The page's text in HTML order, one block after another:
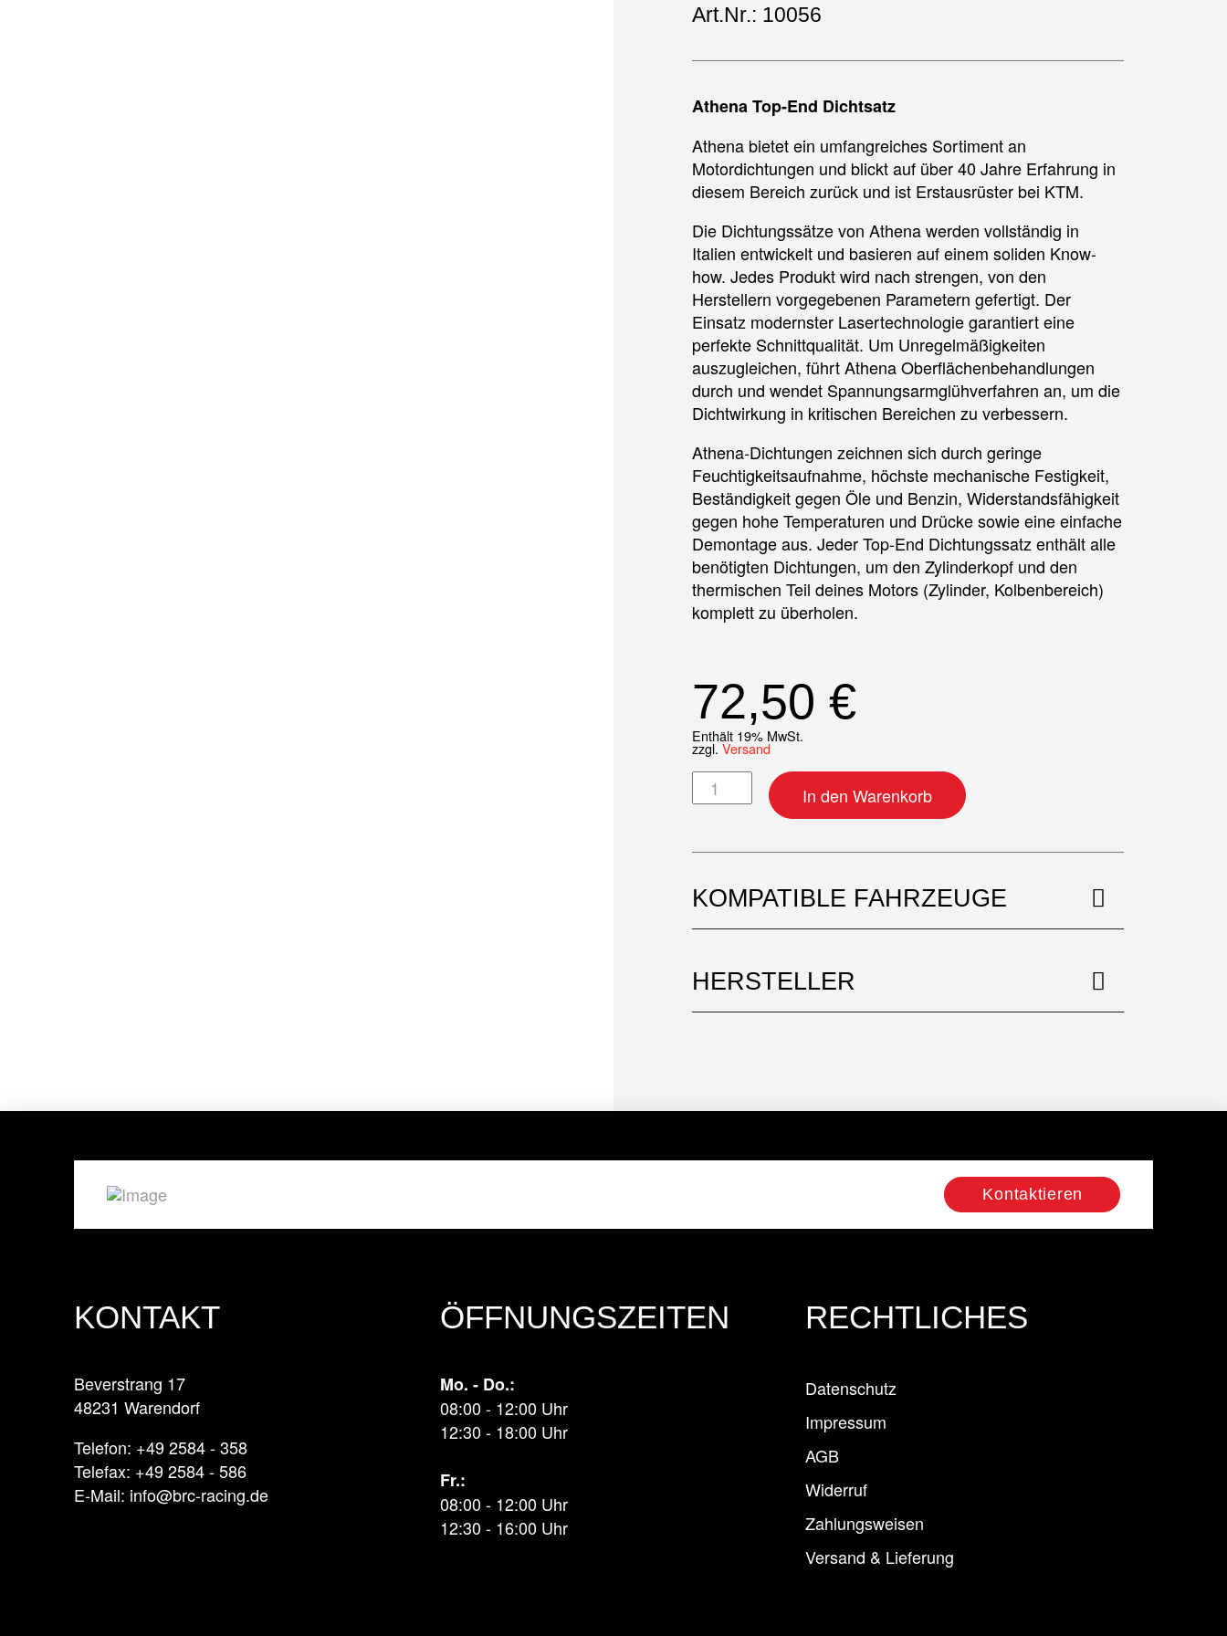
Art.Nr.: 10056
Athena Top-End Dichtsatz
Athena bietet ein umfangreiches Sortiment an
Motordichtungen und blickt auf über 40 Jahre Erfahrung in
diesem Bereich zurück und ist Erstausrüster bei KTM.
Die Dichtungssätze von Athena werden vollständig in
Italien entwickelt und basieren auf einem soliden Know-
how. Jedes Produkt wird nach strengen, von den
Herstellern vorgegebenen Parametern gefertigt. Der
Einsatz modernster Lasertechnologie garantiert eine
perfekte Schnittqualität. Um Unregelmäßigkeiten
auszugleichen, führt Athena Oberflächenbehandlungen
durch und wendet Spannungsarmglühverfahren an, um die
Dichtwirkung in kritischen Bereichen zu verbessern.
Athena-Dichtungen zeichnen sich durch geringe
Feuchtigkeitsaufnahme, höchste mechanische Festigkeit,
Beständigkeit gegen Öle und Benzin, Widerstandsfähigkeit
gegen hohe Temperaturen und Drücke sowie eine einfache
Demontage aus. Jeder Top-End Dichtungssatz enthält alle
benötigten Dichtungen, um den Zylinderkopf und den
thermischen Teil deines Motors (Zylinder, Kolbenbereich)
komplett zu überholen.
72,50€
Enthält 19% MwSt.
zzgl.Versand
Top-End Dichtsatz MengeIn den Warenkorb
KOMPATIBLE FAHRZEUGE
HERSTELLER
Kontaktieren
KONTAKT
Beverstrang 17
48231 Warendorf
Telefon: +49 2584 - 358
Telefax: +49 2584 - 586
E-Mail: info@brc-racing.de
ÖFFNUNGSZEITEN
Mo. - Do.:
08:00 - 12:00 Uhr
12:30 - 18:00 Uhr
Fr.:
08:00 - 12:00 Uhr
12:30 - 16:00 Uhr
RECHTLICHES
Datenschutz
Impressum
AGB
Widerruf
Zahlungsweisen
Versand & Lieferung